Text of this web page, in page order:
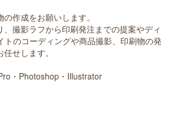
作成をお願いします。
、撮影ラフから印刷発注までの提案やディ
トのコーディングや商品撮影、印刷物の発
せします。
・Photoshop・Illustrator